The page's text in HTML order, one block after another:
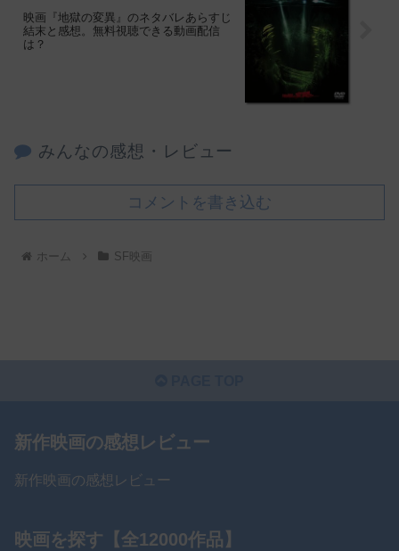
映画『地獄の変異』のネタバレあらすじ
結末と感想。無料視聴できる動画配信
は？
みんなの感想・レビュー
コメントを書き込む
ホーム SF映画
新作映画の感想レビュー
新作映画の感想レビュー
映画を探す【全12000作品】